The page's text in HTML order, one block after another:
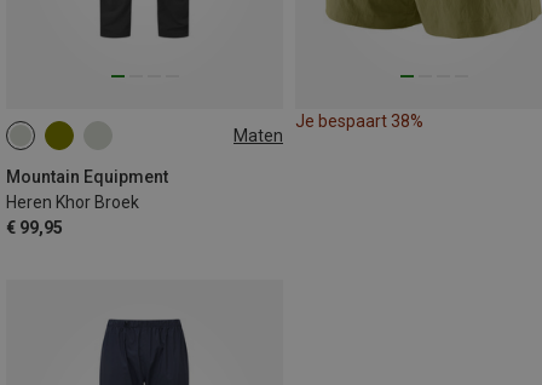
Maten
Mountain Equipment
Heren Khor Broek
€ 99,95
S M L
Je bespaart 38%